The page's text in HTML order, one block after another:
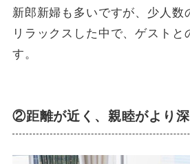
新郎新婦も多いですが、少人数
リラックスした中で、ゲストと
す。
②距離が近く、親睦がより